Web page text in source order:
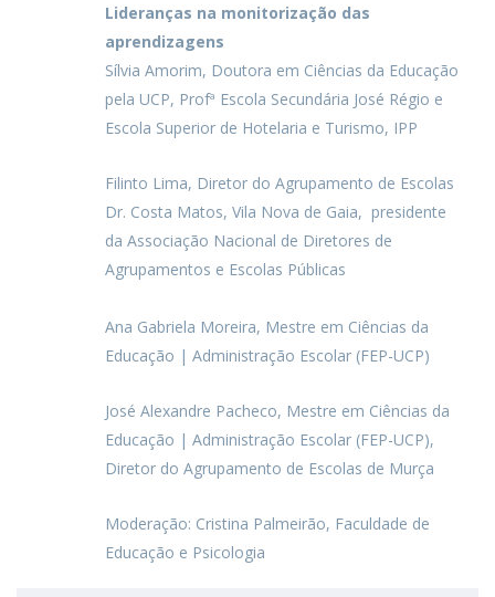
Lideranças na monitorização das
aprendizagens
Sílvia Amorim, Doutora em Ciências da Educação
pela UCP, Profª Escola Secundária José Régio e
Escola Superior de Hotelaria e Turismo, IPP
Filinto Lima, Diretor do Agrupamento de Escolas
Dr. Costa Matos, Vila Nova de Gaia, presidente
da Associação Nacional de Diretores de
Agrupamentos e Escolas Públicas
Ana Gabriela Moreira, Mestre em Ciências da
Educação | Administração Escolar (FEP-UCP)
José Alexandre Pacheco, Mestre em Ciências da
Educação | Administração Escolar (FEP-UCP),
Diretor do Agrupamento de Escolas de Murça
Moderação: Cristina Palmeirão, Faculdade de
Educação e Psicologia